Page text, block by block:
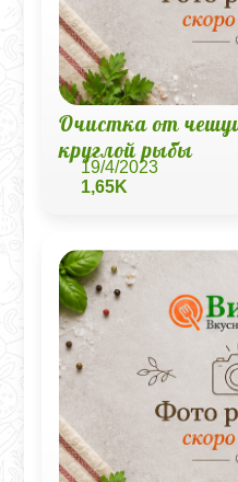
Очистка от
круглой рыбы
19/4/2023
1,65K